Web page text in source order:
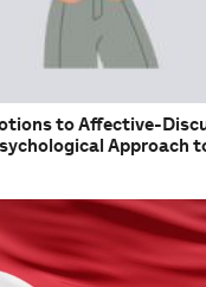
to Affective-
Approach